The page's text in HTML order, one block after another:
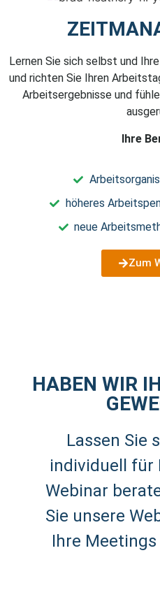
Lernen Sie sich selbst und
und richten Sie Ihren
Arbeitsergebnisse und
Ihre
höheres
neue
Zum
HABEN WIR
Lassen Sie
individuell für
Webinar
Sie unsere
Ihre